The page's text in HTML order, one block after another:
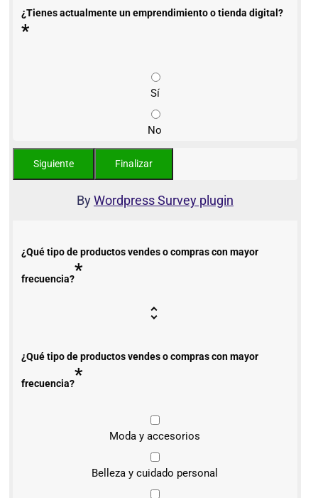
¿Tienes actualmente un emprendimiento o tienda digital?
*
Sí
No
ByWordpress Survey plugin
¿Qué tipo de productos vendes o compras con mayor
frecuencia?*
¿Qué tipo de productos vendes o compras con mayor
frecuencia?*
Moda y accesorios
Belleza y cuidado personal